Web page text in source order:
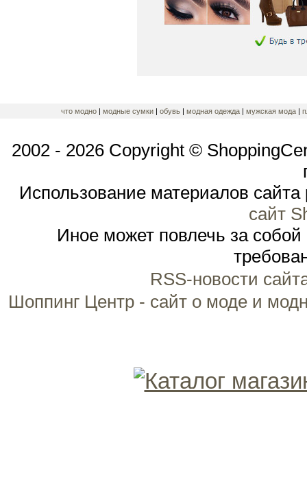
что модно| модные сумки | обувь| модная одежда | мужская мода |
2002 - 2026 Copyright ©
Использование материалов
сайт
Иное может повлечь за
RSS-новости
Шоппинг Центр - сайт о моде и